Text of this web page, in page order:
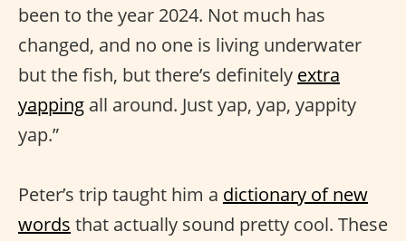
been to the year 2024. Not much has
changed, and no one is living underwater
but the fish, but there’s definitely extra
yapping all around. Just yap, yap, yappity
yap.”
Peter’s trip taught him a dictionary of new
words that actually sound pretty cool. These